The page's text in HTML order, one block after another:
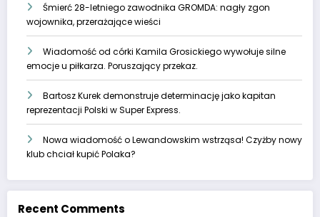
Śmierć 28-letniego zawodnika GROMDA: nagły zgon
wojownika, przerażające wieści
Wiadomość od córki Kamila Grosickiego wywołuje silne
emocje u piłkarza. Poruszający przekaz.
Bartosz Kurek demonstruje determinację jako kapitan
reprezentacji Polski w Super Express.
Nowa wiadomość o Lewandowskim wstrząsa! Czyżby nowy
klub chciał kupić Polaka?
Recent Comments